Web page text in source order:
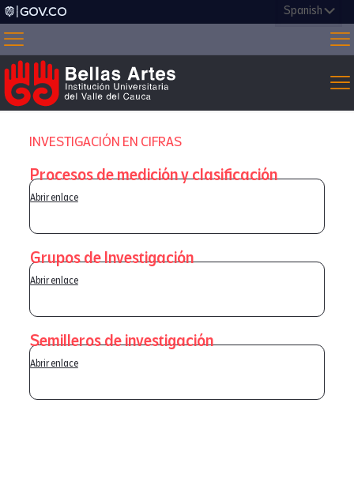
INVESTIGACIÓN EN CIFRAS
Procesos de medición y clasificación
Abrir enlace
Grupos de Investigación
Abrir enlace
Semilleros de investigación
Abrir enlace